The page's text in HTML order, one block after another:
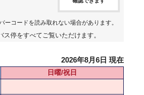
コードを読み取れない場合があります。
停をすべてご覧いただけます。
2026年8月6日 現在
日曜/祝日